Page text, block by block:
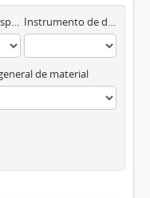
Objeto digital disponibles Instrumento de descripción
de material